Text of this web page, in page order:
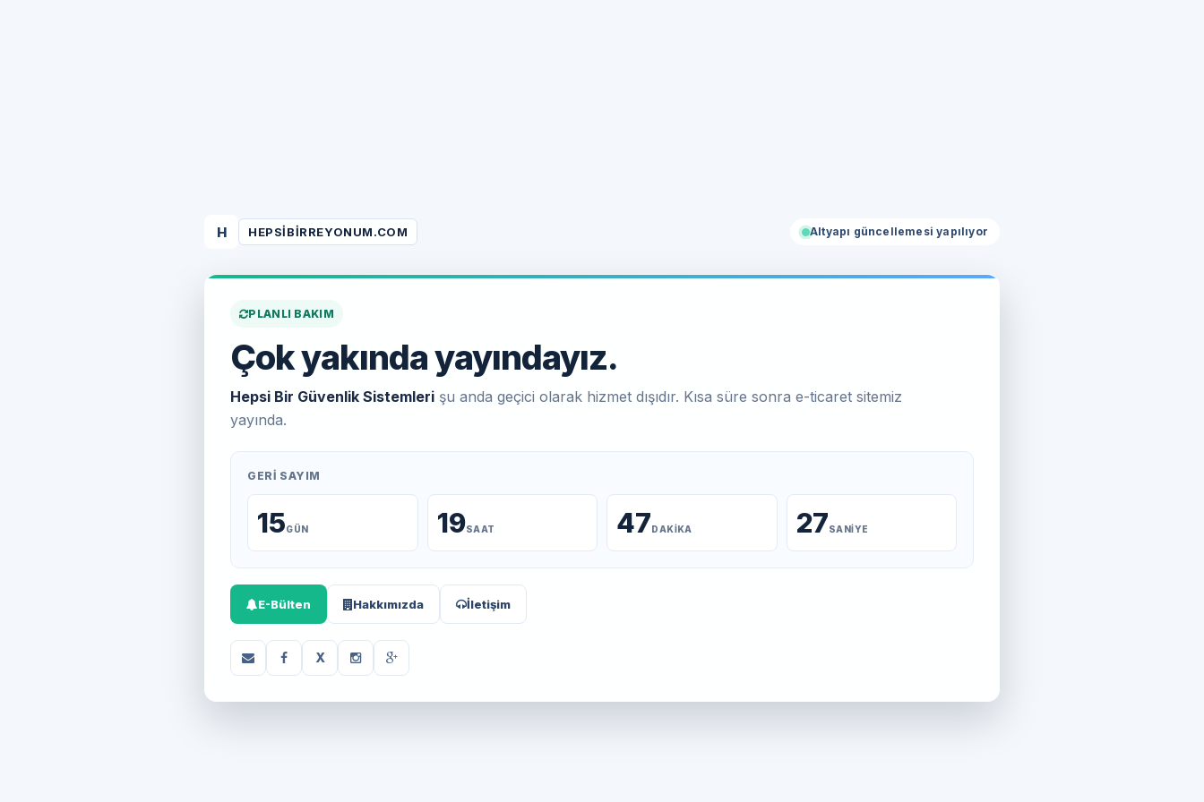
H HEPSIBIRREYONUM.COM Altyapı güncellemesi yapılıyor
PLANLI BAKIM
Çok yakında yayındayız.
Hepsi Bir Güvenlik Sistemleri şu anda geçici olarak hizmet dışıdır. Kısa süre sonra e-ticaret sitemiz
yayında.
GERI SAYIM
15GÜN 19SAAT 47DAKIKA 27SANIYE
E-Bülten Hakkımızda İletişim
X